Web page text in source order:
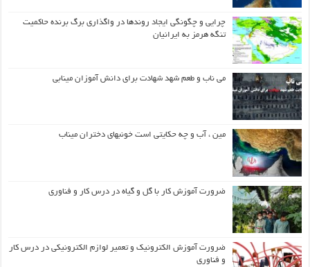
چرایی و چگونگی ایجاد روندها در واگذاری برگ برنده حاکمیت
تنگه هرمز به ایرانیان
می ناب و طعم شهد شهادت برای دانش آموزان مینابی
مین ، آب و چه حکایتی است خونبهای دختران میناب
ضرورت آموزش کار با گل و گیاه در درس کار و فناوری
ضرورت آموزش الکترونیک و تعمیر لوازم الکترونیکی در درس کار
و فناوری